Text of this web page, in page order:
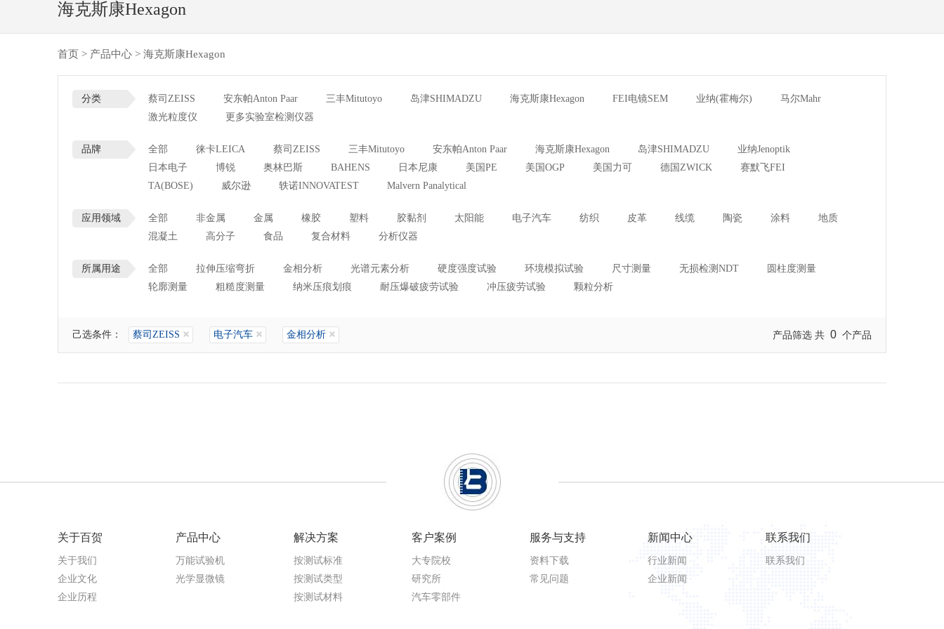
海克斯康Hexagon
首页 > 产品中心 > 海克斯康Hexagon
分类 蔡司ZEISS 安东帕Anton Paar 三丰Mitutoyo 岛津SHIMADZU 海克斯康Hexagon FEI电镜SEM 业纳(霍梅尔)
马尔Mahr
激光粒度仪
更多实验室检测仪器
品牌 全部 徕卡LEICA 蔡司ZEISS 三丰Mitutoyo 安东帕Anton Paar 海克斯康Hexagon 岛津SHIMADZU
业纳Jenoptik
日本电子
博锐 奥林巴斯 BAHENS 日本尼康 美国PE 美国OGP 美国力可 德国ZWICK
赛默飞FEI
TA(BOSE)
威尔逊 轶诺INNOVATEST Malvern Panalytical
应用领域 全部 非金属 金属 橡胶 塑料 胶黏剂 太阳能 电子汽车 纺织 皮革 线缆 陶瓷 涂料
地质
混凝土
高分子 食品 复合材料 分析仪器
所属用途 全部 拉伸压缩弯折 金相分析 光谱元素分析 硬度强度试验 环境模拟试验 尺寸测量 无损检测NDT
圆柱度测量
轮廓测量
粗糙度测量 纳米压痕划痕 耐压爆破疲劳试验 冲压疲劳试验 颗粒分析
己选条件： 蔡司ZEISS 电子汽车 金相分析 产品筛选 共 0 个产品
关于百贺
关于我们
企业文化
企业历程
产品中心
万能试验机
光学显微镜
解决方案
按测试标准
按测试类型
按测试材料
客户案例
大专院校
研究所
汽车零部件
服务与支持
资料下载
常见问题
新闻中心
行业新闻
企业新闻
联系我们
联系我们